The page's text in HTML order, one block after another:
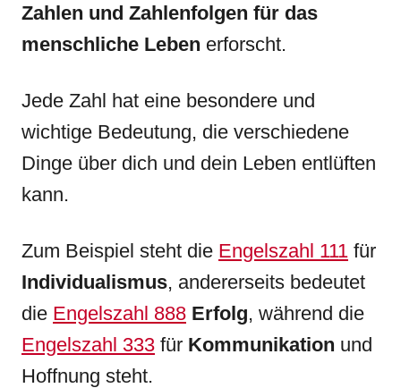
Zahlen und Zahlenfolgen für das
menschliche Leben erforscht.
Jede Zahl hat eine besondere und
wichtige Bedeutung, die verschiedene
Dinge über dich und dein Leben entlüften
kann.
Zum Beispiel steht die Engelszahl 111 für
Individualismus, andererseits bedeutet
die Engelszahl 888 Erfolg, während die
Engelszahl 333 für Kommunikation und
Hoffnung steht.